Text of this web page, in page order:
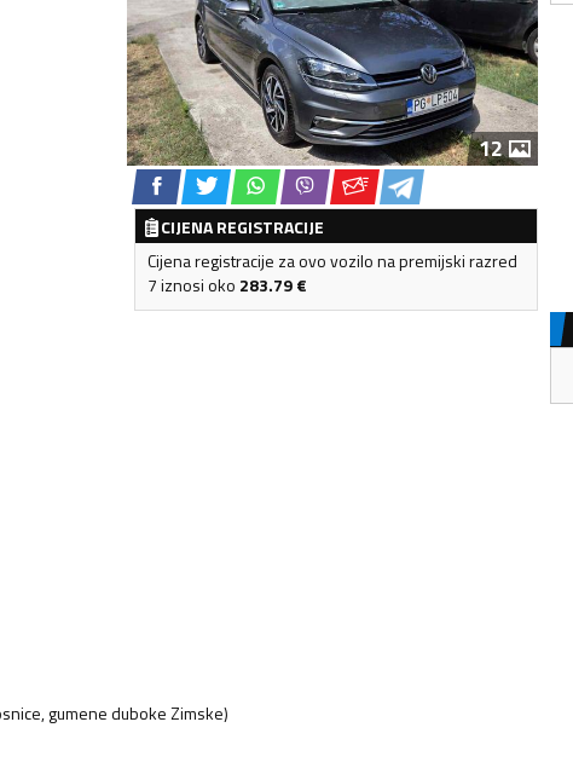
12
CIJENA REGISTRACIJE
Cijena registracije za ovo vozilo na premijski razred
7 iznosi oko 283.79€
gumene duboke Zimske)